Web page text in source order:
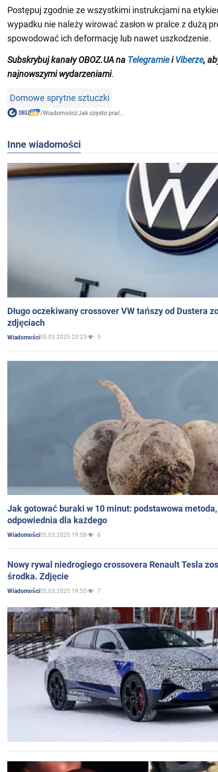
Postępuj zgodnie ze wszystkimi instrukcjami na
wypadku nie należy wirować zasłon w pralce z dużą
spowodować ich deformację lub nawet uszkodzenie.
Subskrybuj kanały OBOZ.UA na TelegramieiViberze,
najnowszymi wydarzeniami.
Domowe sprytne sztuczki
/Wiadomości/Jak często prać...
Inne wiadomości
Długo oczekiwany crossover VW tańszy od Dustera
zdjęciach
Wiadomości05.03.2025 23:23 5
Jak gotować buraki w 10 minut: podstawowa
odpowiednia dla każdego
Wiadomości05.03.2025 19:58 6
Nowy rywal niedrogiego crossovera Renault Tesla
środka. Zdjęcie
Wiadomości05.03.2025 19:55 7